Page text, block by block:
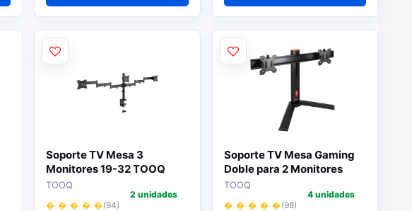
Soporte TV Mesa 3
Monitores 19-32 TOOQ
TOOQ
� � � � �(94)
2 unidades
Soporte TV Mesa Gaming
Doble para 2 Monitores
TOOQ
� � � � �(98)
4 unidades